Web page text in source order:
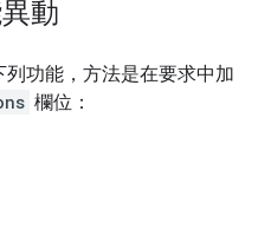
動
功能，方法是在要求中加
欄位：